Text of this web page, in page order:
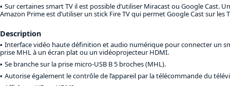
Sur certaines smart TV il est possible d’utiliser Miracast ou Google Cast.
Amazon Prime est d’utiliser un stick Fire TV qui permet Google Cast sur les
Description
Interface vidéo haute définition et audio numérique pour connecter un
prise MHL à un écran plat ou un vidéoprojecteur HDMI.
Se branche sur la prise micro-USB B 5 broches (MHL).
Autorise également le contrôle de l’appareil par la télécommande du